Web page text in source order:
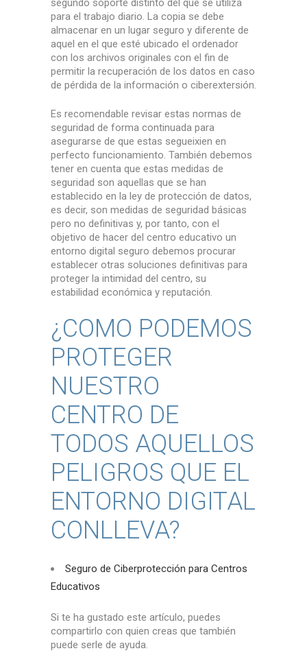
segundo soporte distinto del que se utiliza
para el trabajo diario. La copia se debe
almacenar en un lugar seguro y diferente de
aquel en el que esté ubicado el ordenador
con los archivos originales con el fin de
permitir la recuperación de los datos en caso
de pérdida de la información o ciberextersión.
Es recomendable revisar estas normas de
seguridad de forma continuada para
asegurarse de que estas segueixien en
perfecto funcionamiento. También debemos
tener en cuenta que estas medidas de
seguridad son aquellas que se han
establecido en la ley de protección de datos,
es decir, son medidas de seguridad básicas
pero no definitivas y, por tanto, con el
objetivo de hacer del centro educativo un
entorno digital seguro debemos procurar
establecer otras soluciones definitivas para
proteger la intimidad del centro, su
estabilidad económica y reputación.
¿COMO PODEMOS
PROTEGER
NUESTRO
CENTRO DE
TODOS AQUELLOS
PELIGROS QUE EL
ENTORNO DIGITAL
CONLLEVA?
Seguro de Ciberprotección para Centros
Educativos
Si te ha gustado este artículo, puedes
compartirlo con quien creas que también
puede serle de ayuda.